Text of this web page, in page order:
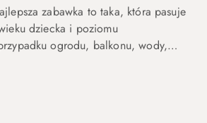
zabawka to taka, która pasuje
dziecka i poziomu
ogrodu, balkonu, wody,